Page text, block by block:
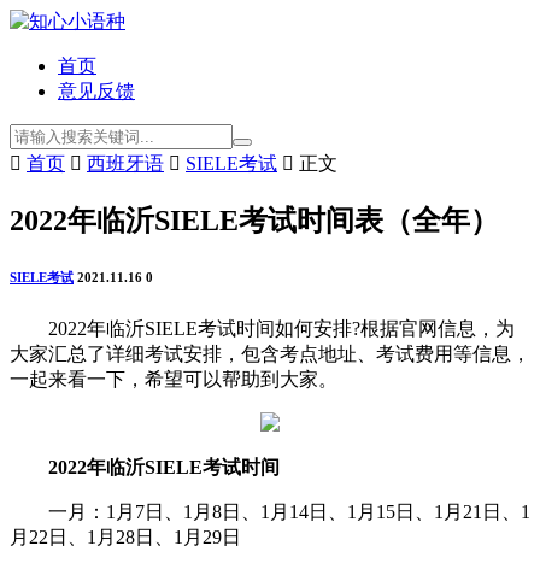
首页
意见反馈
 首页  西班牙语  SIELE考试  正文
2022年临沂SIELE考试时间表（全年）
SIELE考试 2021.11.16 0
2022年临沂SIELE考试时间如何安排?根据官网信息，为
大家汇总了详细考试安排，包含考点地址、考试费用等信息，
一起来看一下，希望可以帮助到大家。
2022年临沂SIELE考试时间
一月：1月7日、1月8日、1月14日、1月15日、1月21日、1
月22日、1月28日、1月29日